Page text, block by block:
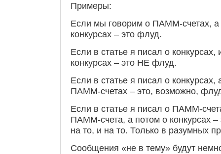
Примеры:
Если мы говорим о ПАММ-счетах, а
конкурсах – это флуд.
Если в статье я писал о конкурсах,
конкурсах – это НЕ флуд.
Если в статье я писал о конкурсах,
ПАММ-счетах – это, возможно,
Если в статье я писал о ПАММ-
ПАММ-счета, а потом о конкурсах
на то, и на то. Только в разумных
Сообщения «не в тему» будут